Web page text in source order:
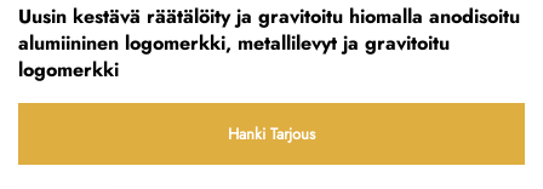
Uusin kestävä räätälöity ja gravitoitu hiomalla anodisoitu
alumiininen logomerkki, metallilevyt ja gravitoitu
logomerkki
Hanki Tarjous